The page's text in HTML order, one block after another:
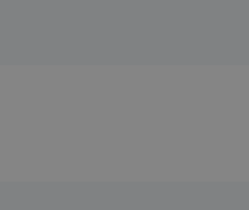
kat, de ezek általában